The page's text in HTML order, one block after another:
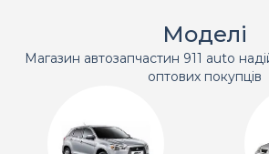
Моделі
Магазин автозапчастин 911 auto
оптових покупців